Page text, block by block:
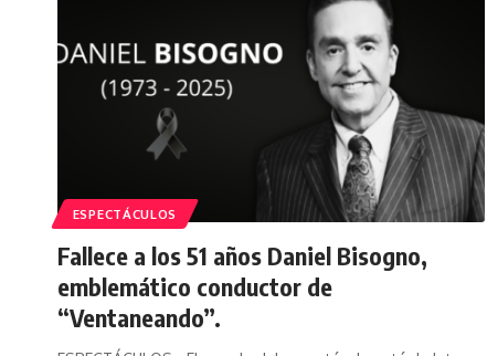
ESPECTÁCULOS
Fallece a los 51 años Daniel Bisogno,
emblemático conductor de
“Ventaneando”.